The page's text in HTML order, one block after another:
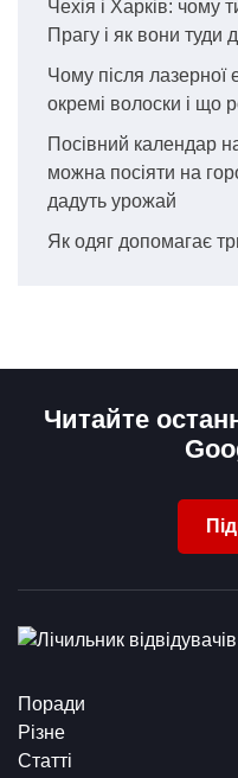
Чехія і Харків: чому
Прагу і як вони туди
Чому після лазерної
окремі волоски і що
Посівний календар
можна посіяти на
дадуть урожай
Як одяг допомагає
Читайте
Поради
Різне
Статті